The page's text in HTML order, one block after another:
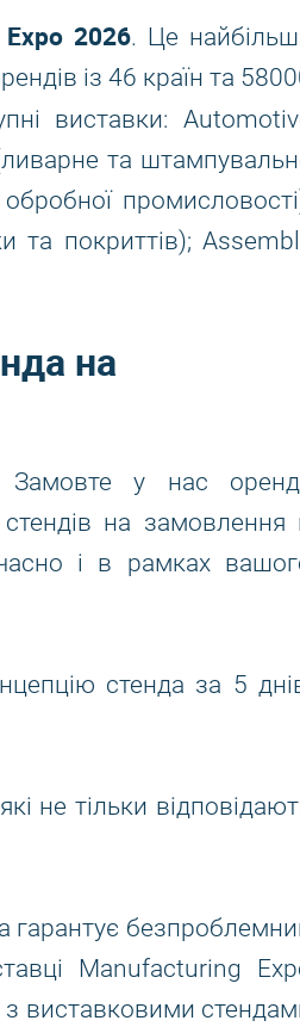
2026. Це
із 46 країн та
виставки:
та
та покриттів);
на
Замовте у нас
на замовлення
і в рамках
стенда за 5
не тільки
гарантує
Manufacturing
з виставковими